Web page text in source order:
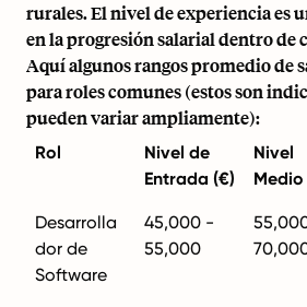
rurales. El nivel de experiencia es
en la progresión salarial dentro de
Aquí algunos rangos promedio de
para roles comunes (estos son
pueden variar ampliamente):
Rol
Nivel de
Entrada (€)
Nivel
Medio
Desarrolla
dor de
Software
45,000 -
55,000